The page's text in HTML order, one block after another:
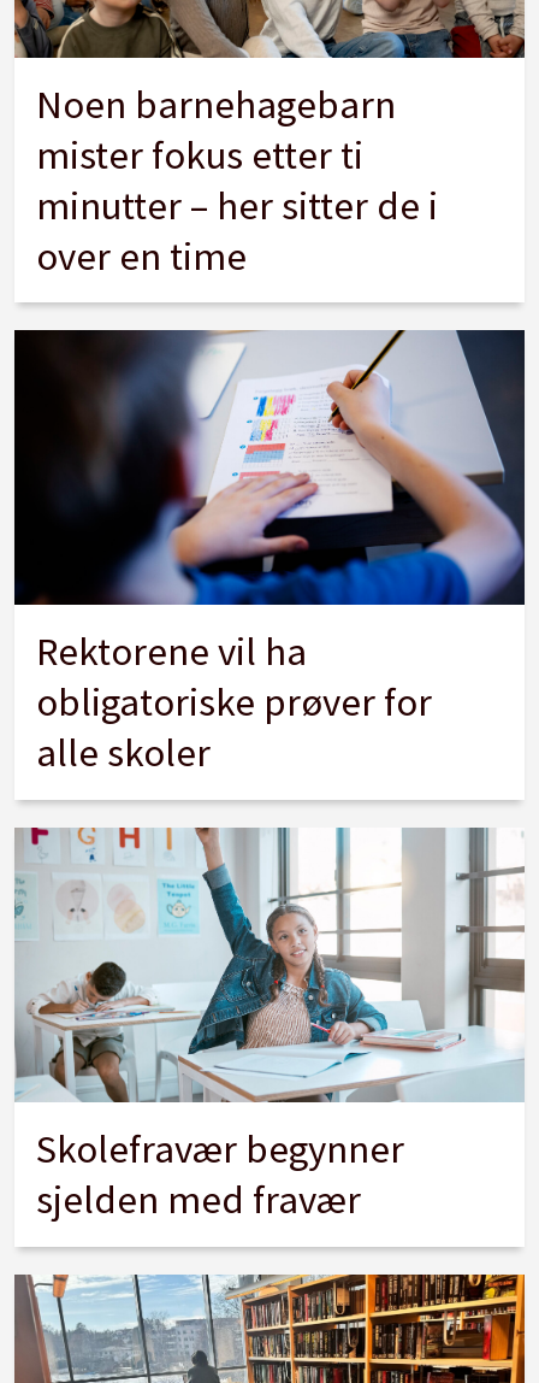
Noen barnehagebarn
mister fokus etter ti
minutter – her sitter de i
over en time
Rektorene vil ha
obligatoriske prøver for
alle skoler
Skolefravær begynner
sjelden med fravær